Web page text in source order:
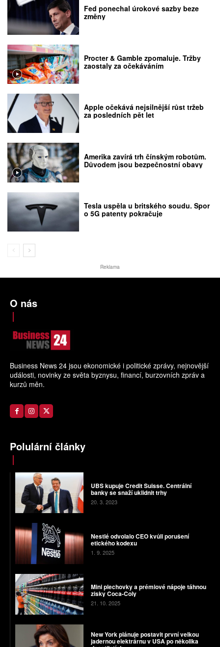
Fed ponechal úrokové sazby beze
změny
Procter & Gamble zpomaluje. Tržby
zaostaly za očekáváním
Apple očekává nejsilnější růst tržeb
za posledních pět let
Amerika zavírá trh čínským robotům.
Důvodem jsou bezpečnostní obavy
Tesla uspěla u britského soudu. Spor
o 5G patenty pokračuje
Reklama
O nás
Business News 24 jsou ekonomické i politické zprávy, nejnovější
události, novinky ze světa byznysu, financí, burzovních zpráv a
kurzů měn.
Polulární články
UBS kupuje Credit Suisse. Centrální
banky se snaží uklidnit trhy
20. 3. 2023
Nestlé odvolalo CEO kvůli porušení
etického kodexu
1. 9. 2025
Mini plechovky a prémiové nápoje táhnou
zisky Coca-Coly
21. 10. 2025
New York plánuje postavit první velkou
jadernou elektrárnu v USA po několika